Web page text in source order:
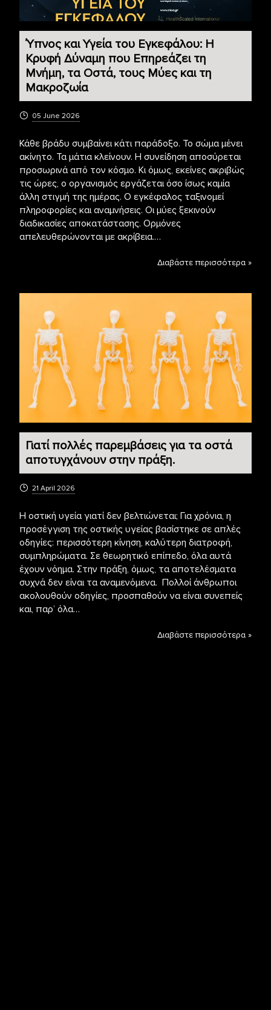
Ύπνος και Υγεία του Εγκεφάλου: Η
Κρυφή Δύναμη που Επηρεάζει τη
Μνήμη, τα Οστά, τους Μύες και τη
Μακροζωία
05 June 2026
Κάθε βράδυ συμβαίνει κάτι παράδοξο. Το σώμα μένει
ακίνητο. Τα μάτια κλείνουν. Η συνείδηση αποσύρεται
προσωρινά από τον κόσμο. Κι όμως, εκείνες ακριβώς
τις ώρες, ο οργανισμός εργάζεται όσο ίσως καμία
άλλη στιγμή της ημέρας. Ο εγκέφαλος ταξινομεί
πληροφορίες και αναμνήσεις. Οι μύες ξεκινούν
διαδικασίες αποκατάστασης. Ορμόνες
απελευθερώνονται με ακρίβεια.…
Διαβάστε περισσότερα »
Γιατί πολλές παρεμβάσεις για τα οστά
αποτυγχάνουν στην πράξη.
21 April 2026
Η οστική υγεία γιατί δεν βελτιώνεται; Για χρόνια, η
προσέγγιση της οστικής υγείας βασίστηκε σε απλές
οδηγίες: περισσότερη κίνηση, καλύτερη διατροφή,
συμπληρώματα. Σε θεωρητικό επίπεδο, όλα αυτά
έχουν νόημα. Στην πράξη, όμως, τα αποτελέσματα
συχνά δεν είναι τα αναμενόμενα. Πολλοί άνθρωποι
ακολουθούν οδηγίες, προσπαθούν να είναι συνεπείς
και, παρ’ όλα…
Διαβάστε περισσότερα »